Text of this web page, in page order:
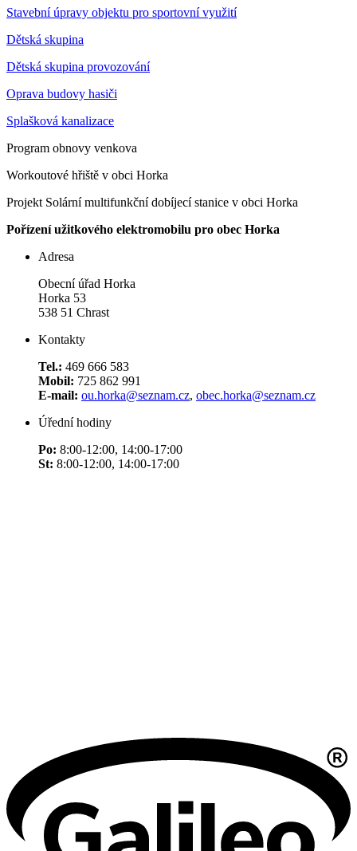
Stavební úpravy objektu pro sportovní využití
Dětská skupina
Dětská skupina provozování
Oprava budovy hasiči
Splašková kanalizace
Program obnovy venkova
Workoutové hřiště v obci Horka
Projekt Solární multifunkční dobíjecí stanice v obci Horka
Pořízení užitkového elektromobilu pro obec Horka
Adresa
Obecní úřad Horka
Horka 53
538 51 Chrast
Kontakty
Tel.: 469 666 583
Mobil: 725 862 991
E-mail: ou.horka@seznam.cz, obec.horka@seznam.cz
Úřední hodiny
Po: 8:00-12:00, 14:00-17:00
St: 8:00-12:00, 14:00-17:00